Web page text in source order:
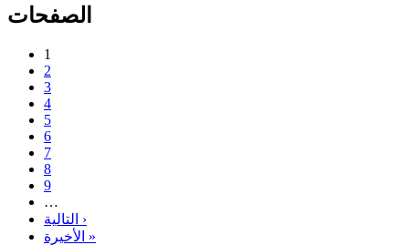
الصفحات
1
2
3
4
5
6
7
8
9
…
التالية ›
الأخيرة »